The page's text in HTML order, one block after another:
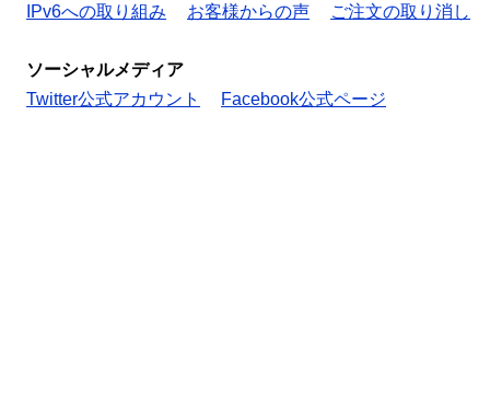
IPv6への取り組み
お客様からの声 ご注文の取り消し
ソーシャルメディア
Twitter公式アカウント
Facebook公式ページ